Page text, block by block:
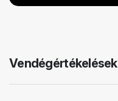
Vendégértékelések